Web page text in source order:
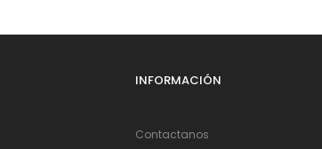
INFORMACIÓN
Contactanos